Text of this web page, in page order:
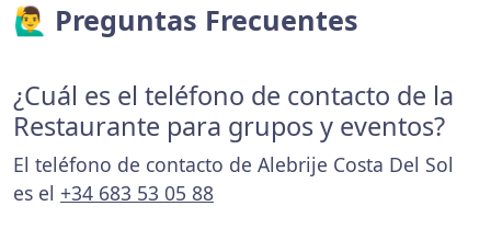
🙋‍♂️ Preguntas Frecuentes
¿Cuál es el teléfono de contacto de la
Restaurante para grupos y eventos?
El teléfono de contacto de Alebrije Costa Del Sol
es el +34 683 53 05 88